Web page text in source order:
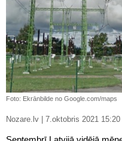
Foto: Ekrānbilde no Google.com/maps
Nozare.lv | 7.oktobris 2021 15:20